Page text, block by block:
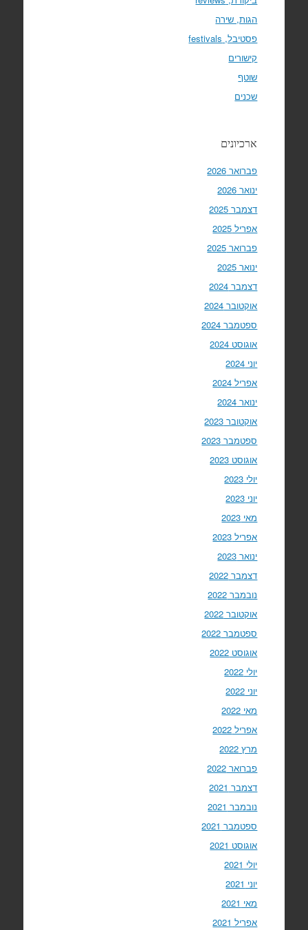
הגות, שירה
פסטיבל, festivals
קישורים
שוטף
שכנים
ארכיונים
פברואר 2026
ינואר 2026
דצמבר 2025
אפריל 2025
פברואר 2025
ינואר 2025
דצמבר 2024
אוקטובר 2024
ספטמבר 2024
אוגוסט 2024
יוני 2024
אפריל 2024
ינואר 2024
אוקטובר 2023
ספטמבר 2023
אוגוסט 2023
יולי 2023
יוני 2023
מאי 2023
אפריל 2023
ינואר 2023
דצמבר 2022
נובמבר 2022
אוקטובר 2022
ספטמבר 2022
אוגוסט 2022
יולי 2022
יוני 2022
מאי 2022
אפריל 2022
מרץ 2022
פברואר 2022
דצמבר 2021
נובמבר 2021
ספטמבר 2021
אוגוסט 2021
יולי 2021
יוני 2021
מאי 2021
אפריל 2021